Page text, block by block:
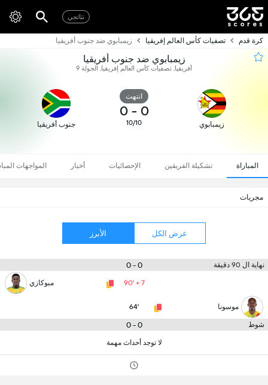
نتائجي
كرة قدم تصفيات كأس العالم إفريقيا زيمبابوي ضد جنوب أفريقيا
زيمبابوي ضد جنوب أفريقيا
أفريقيا, تصفيات كأس العالم إفريقيا, الجولة 9
زيمبابوي
انتهت
0
-
0
10/10 جنوب أفريقيا
المباراة تشكيلة الفريقين الإحصائيات أخبار المواجهات
مجريات
عرض الكل الأبرز
نهاية ال 90 دقيقة 0 - 0
90' + 7 مبوكازي
موسونا 64'
شوط 0 - 0
لا توجد أحداث مهمة